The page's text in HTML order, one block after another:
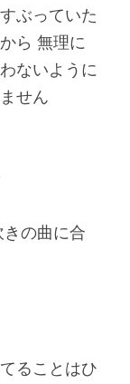
ぶっていた
ら 無理に
ないように
せん
きの曲に合
ることはひ